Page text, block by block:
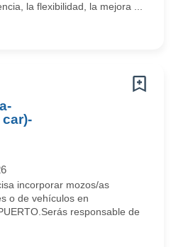
la flexibilidad, la mejora ...
incorporar mozos/as
o de vehículos en
responsable de